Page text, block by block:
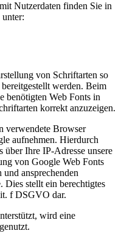
Nutzerdaten finden Sie in
von Schriftarten so
werden. Beim
benötigten Web Fonts in
korrekt anzuzeigen.
verwendete Browser
aufnehmen. Hierdurch
über Ihre IP-Adresse unsere
von Google Web Fonts
ansprechenden
Dies stellt ein berechtigtes
f DSGVO dar.
wird eine